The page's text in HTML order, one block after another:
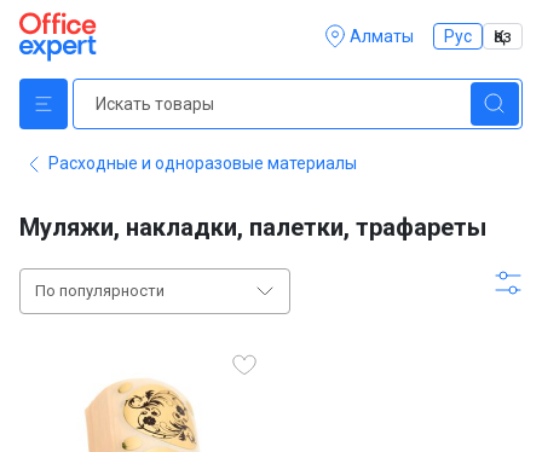
Алматы Рус Қаз
Расходные и одноразовые материалы
Муляжи, накладки, палетки, трафареты
По популярности